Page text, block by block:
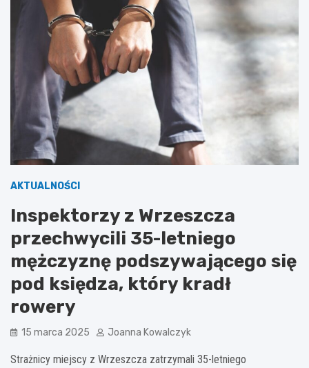
AKTUALNOŚCI
Inspektorzy z Wrzeszcza
przechwycili 35-letniego
mężczyznę podszywającego się
pod księdza, który kradł
rowery
15 marca 2025 Joanna Kowalczyk
Strażnicy miejscy z Wrzeszcza zatrzymali 35-letniego